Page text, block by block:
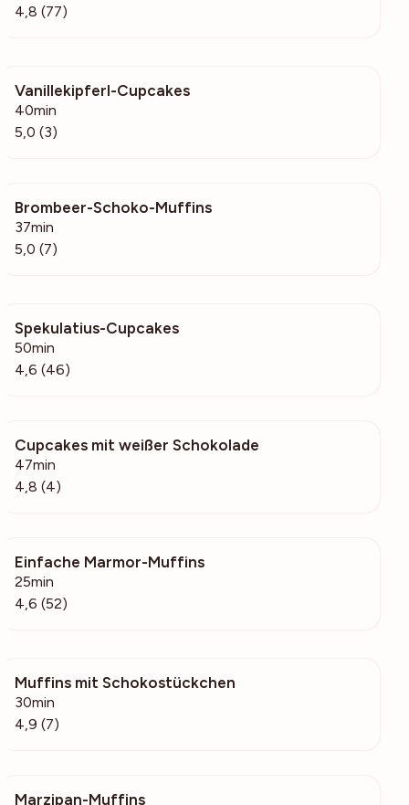
4,8 (77)
Vanillekipferl-Cupcakes
40min
5,0 (3)
Brombeer-Schoko-Muffins
37min
5,0 (7)
Spekulatius-Cupcakes
50min
4,6 (46)
Cupcakes mit weißer Schokolade
47min
4,8 (4)
Einfache Marmor-Muffins
25min
4,6 (52)
Muffins mit Schokostückchen
30min
4,9 (7)
Marzipan-Muffins